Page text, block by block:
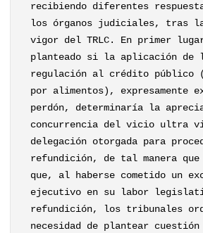
recibiendo diferentes
los órganos judiciales, tras
vigor del TRLC. En primer
planteado si la aplicación de
regulación al crédito público
por alimentos), expresamente
perdón, determinaría la
concurrencia del vicio ultra
delegación otorgada para
refundición, de tal manera que
que, al haberse cometido un
ejecutivo en su labor
refundición, los tribunales
necesidad de plantear cuestión